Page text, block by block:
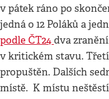
v pátek ráno po
jedná o 12 Poláků a
podle ČT24dva
v kritickém stavu.
propuštěn. Dalších
místě. K místu